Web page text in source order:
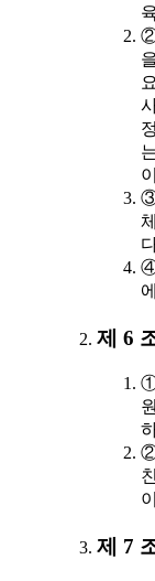
②
③
④
제 6
①
②
제 7